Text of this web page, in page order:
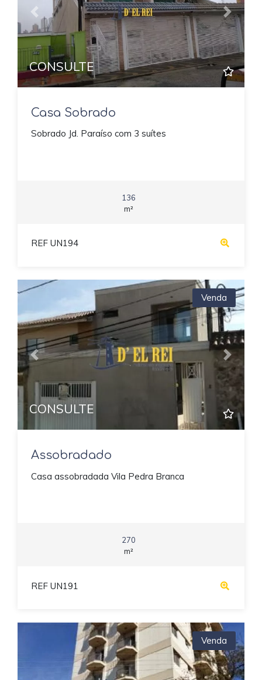
Previous Next
CONSULTE
Casa Sobrado
Sobrado Jd. Paraíso com 3 suítes
136
m²
REF UN194
Previous Next
Venda
CONSULTE
Assobradado
Casa assobradada Vila Pedra Branca
270
m²
REF UN191
Venda